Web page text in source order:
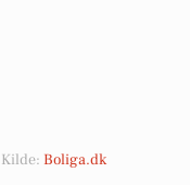
Kilde: Boliga.dk